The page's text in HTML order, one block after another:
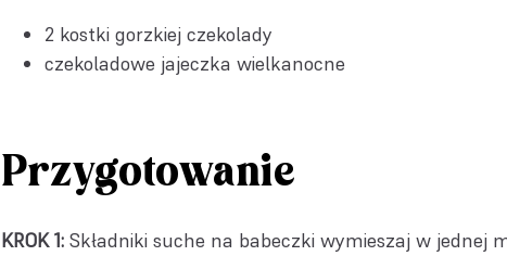
2 kostki gorzkiej czekolady
czekoladowe jajeczka wielkanocne
Przygotowanie
KROK 1: Składniki suche na babeczki wymieszaj w jednej